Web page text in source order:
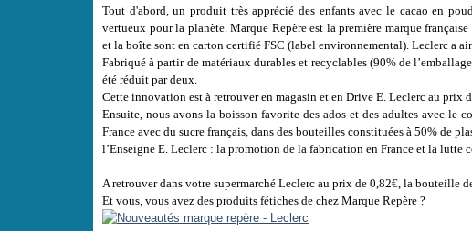
Tout d'abord, un produit très apprécié des enfants avec le cacao en
vertueux pour la planète. Marque Repère est la première marque
et la boîte sont en carton certifié FSC (label environnemental). Leclerc a
Fabriqué à partir de matériaux durables et recyclables (90% de
été réduit par deux.
Cette innovation est à retrouver en magasin et en Drive E. Leclerc au
Ensuite, nous avons la boisson favorite des ados et des adultes avec le
France avec du sucre français, dans des bouteilles constituées à 50% de
l’Enseigne E. Leclerc : la promotion de la fabrication en France et la lutte
A retrouver dans votre supermarché Leclerc au prix de 0,82€, la bouteille
Et vous, vous avez des produits fétiches de chez Marque Repère ?